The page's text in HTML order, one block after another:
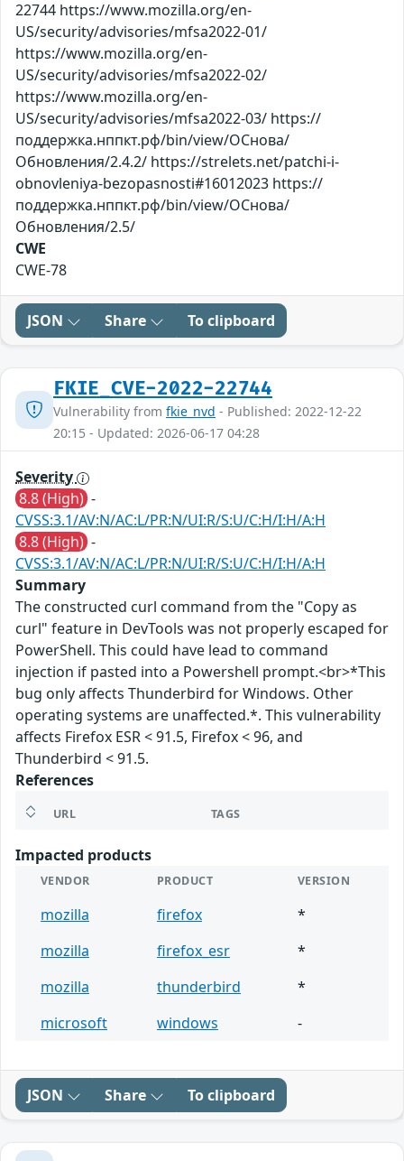
22744 https://www.mozilla.org/en-
US/security/advisories/mfsa2022-01/
https://www.mozilla.org/en-
US/security/advisories/mfsa2022-02/
https://www.mozilla.org/en-
US/security/advisories/mfsa2022-03/ https://
поддержка.нппкт.рф/bin/view/ОСнова/
Обновления/2.4.2/ https://strelets.net/patchi-i-
obnovleniya-bezopasnosti#16012023 https://
поддержка.нппкт.рф/bin/view/ОСнова/
Обновления/2.5/
CWE
CWE-78
JSON Share To clipboard
FKIE_CVE-2022-22744
Vulnerability from fkie_nvd - Published: 2022-12-22
20:15 - Updated: 2026-06-17 04:28
Severity
8.8 (High) -
CVSS:3.1/AV:N/AC:L/PR:N/UI:R/S:U/C:H/I:H/A:H
8.8 (High) -
CVSS:3.1/AV:N/AC:L/PR:N/UI:R/S:U/C:H/I:H/A:H
Summary
The constructed curl command from the "Copy as
curl" feature in DevTools was not properly escaped for
PowerShell. This could have lead to command
injection if pasted into a Powershell prompt.<br>*This
bug only affects Thunderbird for Windows. Other
operating systems are unaffected.*. This vulnerability
affects Firefox ESR < 91.5, Firefox < 96, and
Thunderbird < 91.5.
References
URL TAGS
Impacted products
VENDOR PRODUCT VERSION
mozilla firefox
*
mozilla
firefox_esr
*
mozilla
thunderbird
*
microsoft
windows -
JSON Share To clipboard